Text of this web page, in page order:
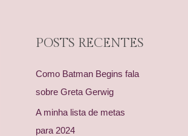
POSTS RECENTES
Como Batman Begins fala
sobre Greta Gerwig
A minha lista de metas
para 2024